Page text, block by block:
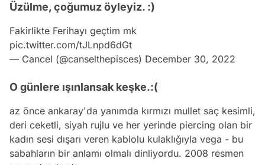
Üzülme, çoğumuz öyleyiz. :)
Fakirlikte Ferihayı geçtim mk
pic.twitter.com/tJLnpd6dGt
— Cancel (@canselthepisces) December 30, 2022
O günlere ışınlansak keşke.:(
az önce ankaray'da yanımda kırmızı mullet saç kesimli,
deri ceketli, siyah rujlu ve her yerinde piercing olan bir
kadın sesi dışarı veren kablolu kulaklığıyla vega - bu
sabahların bir anlamı olmalı dinliyordu. 2008 resmen